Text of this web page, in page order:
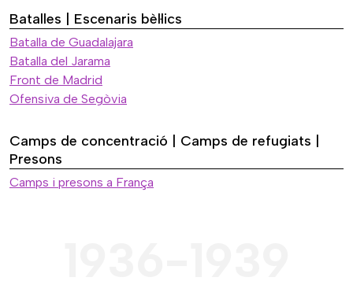
Batalles | Escenaris bèl·lics
Batalla de Guadalajara
Batalla del Jarama
Front de Madrid
Ofensiva de Segòvia
Camps de concentració | Camps de refugiats |
Presons
Camps i presons a França